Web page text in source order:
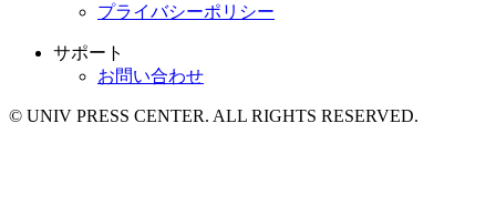
プライバシーポリシー
サポート
お問い合わせ
© UNIV PRESS CENTER. ALL RIGHTS RESERVED.